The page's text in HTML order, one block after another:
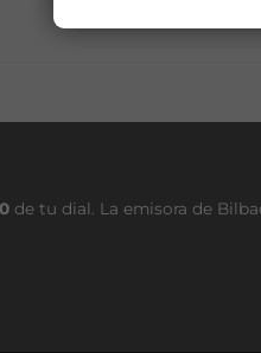
de tu dial. La emisora de